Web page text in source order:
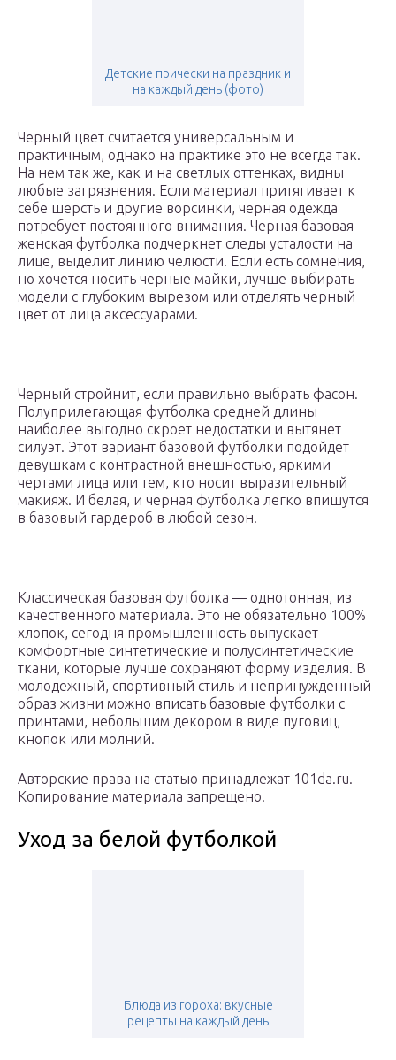
Детские прически на праздник и
на каждый день (фото)
Черный цвет считается универсальным и
практичным, однако на практике это не всегда так.
На нем так же, как и на светлых оттенках, видны
любые загрязнения. Если материал притягивает к
себе шерсть и другие ворсинки, черная одежда
потребует постоянного внимания. Черная базовая
женская футболка подчеркнет следы усталости на
лице, выделит линию челюсти. Если есть сомнения,
но хочется носить черные майки, лучше выбирать
модели с глубоким вырезом или отделять черный
цвет от лица аксессуарами.
Черный стройнит, если правильно выбрать фасон.
Полуприлегающая футболка средней длины
наиболее выгодно скроет недостатки и вытянет
силуэт. Этот вариант базовой футболки подойдет
девушкам с контрастной внешностью, яркими
чертами лица или тем, кто носит выразительный
макияж. И белая, и черная футболка легко впишутся
в базовый гардероб в любой сезон.
Классическая базовая футболка — однотонная, из
качественного материала. Это не обязательно 100%
хлопок, сегодня промышленность выпускает
комфортные синтетические и полусинтетические
ткани, которые лучше сохраняют форму изделия. В
молодежный, спортивный стиль и непринужденный
образ жизни можно вписать базовые футболки с
принтами, небольшим декором в виде пуговиц,
кнопок или молний.
Авторские права на статью принадлежат 101da.ru.
Копирование материала запрещено!
Уход за белой футболкой
Блюда из гороха: вкусные
рецепты на каждый день